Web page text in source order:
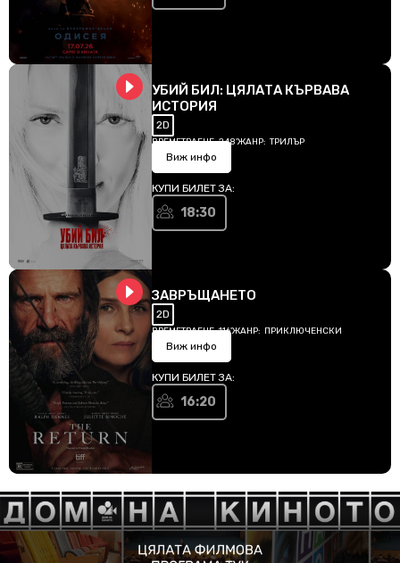
УБИЙ БИЛ: ЦЯЛАТА КЪРВАВА
ИСТОРИЯ
2D
ВРЕМЕТРАЕНЕ:248'ЖАНР: ТРИЛЪР
Виж инфо
КУПИ БИЛЕТ ЗА:
18:30
ЗАВРЪЩАНЕТО
2D
ВРЕМЕТРАЕНЕ:116'ЖАНР: ПРИКЛЮЧЕНСКИ
Виж инфо
КУПИ БИЛЕТ ЗА:
16:20